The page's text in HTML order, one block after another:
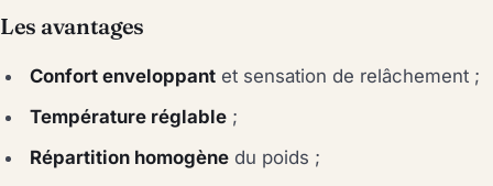
Les avantages
Confort enveloppant et sensation de relâchement ;
Température réglable ;
Répartition homogène du poids ;